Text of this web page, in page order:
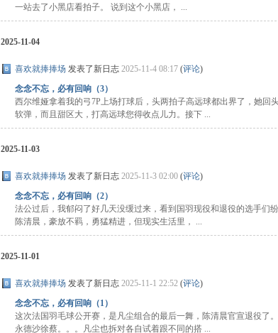
一站去了小黑店看拍子。 说到这个小黑店， ...
2025-11-04
喜欢就捧捧场 发表了新日志 2025-11-4 08:17 (评论)
念念不忘，必有回响（3）
西尔维娅拿着我的弓7P上场打球后，头两拍子高远球都出界了，她回
软弹，而且甜区大，打高远球您得收点儿力。接下 ...
2025-11-03
喜欢就捧捧场 发表了新日志 2025-11-3 02:00 (评论)
念念不忘，必有回响（2）
法公过后，我郁闷了好几天没缓过来，看到国羽现役和退役的选手们
陈清晨，豪放不羁，勇猛精进，但现实生活里， ...
2025-11-01
喜欢就捧捧场 发表了新日志 2025-11-1 22:52 (评论)
念念不忘，必有回响（1）
这次法国羽毛球公开赛，是凡尘组合的最后一舞，陈清晨官宣退役了
永德沙徐蔡。。。凡尘也拆对各自试着跟不同的搭 ...